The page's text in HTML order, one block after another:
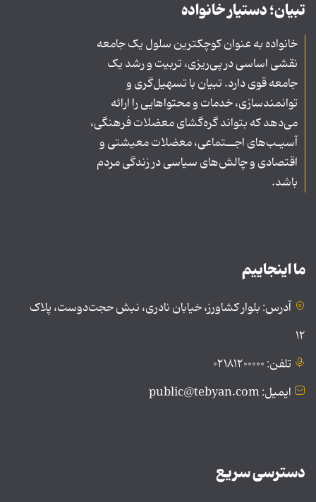
تبیان؛ دستیار خانواده
خانواده به عنوان کوچکترین سلول یک جامعه
نقشی اساسی در پی‌ریزی، تربیت و رشد یک
جامعه قوی دارد. تبیان با تسهیل‌گری و
توانمندسازی، خدمات و محتواهایی را ارائه
می‌دهد که بتواند گره‌گشای معضلات فرهنگی،
آسیـب‌های اجــتماعی، معضلات معیشتی و
اقتصادی و چالش‌های سیاسی در زندگی مردم
باشد.
ما اینجاییم
آدرس: بلوار کشاورز، خیابان نادری، نبش حجت‌دوست، پلاک
۱۲
تلفن: ۰۲۱۸۱۲۰۰۰۰۰
ایمیل: public@tebyan.com
دسترسی سریع